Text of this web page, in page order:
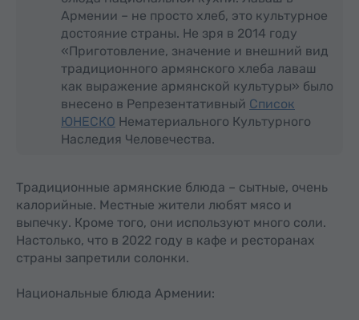
Армении – не просто хлеб, это культурное
достояние страны. Не зря в 2014 году
«Приготовление, значение и внешний вид
традиционного армянского хлеба лаваш
как выражение армянской культуры» было
внесено в Репрезентативный Список
ЮНЕСКО Нематериального Культурного
Наследия Человечества.
Традиционные армянские блюда – сытные, очень
калорийные. Местные жители любят мясо и
выпечку. Кроме того, они используют много соли.
Настолько, что в 2022 году в кафе и ресторанах
страны запретили солонки.
Национальные блюда Армении: